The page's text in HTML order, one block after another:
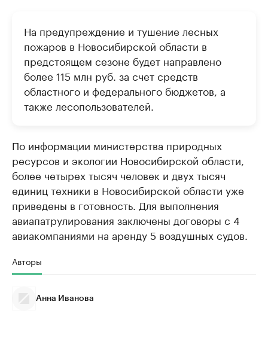
На предупреждение и тушение лесных
пожаров в Новосибирской области в
предстоящем сезоне будет направлено
более 115 млн руб. за счет средств
областного и федерального бюджетов, а
также лесопользователей.
По информации министерства природных
ресурсов и экологии Новосибирской области,
более четырех тысяч человек и двух тысяч
единиц техники в Новосибирской области уже
приведены в готовность. Для выполнения
авиапатрулирования заключены договоры с 4
авиакомпаниями на аренду 5 воздушных судов.
Авторы
Анна Иванова